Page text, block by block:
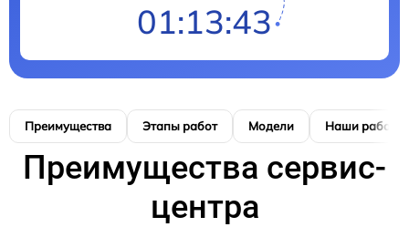
01:13:42
Преимущества Этапы работ Модели Наши работы
Преимущества сервис-
центра